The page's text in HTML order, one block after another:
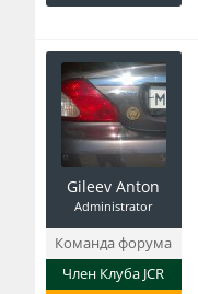
Gileev Anton
Administrator
Команда форума
Член Клуба JCR